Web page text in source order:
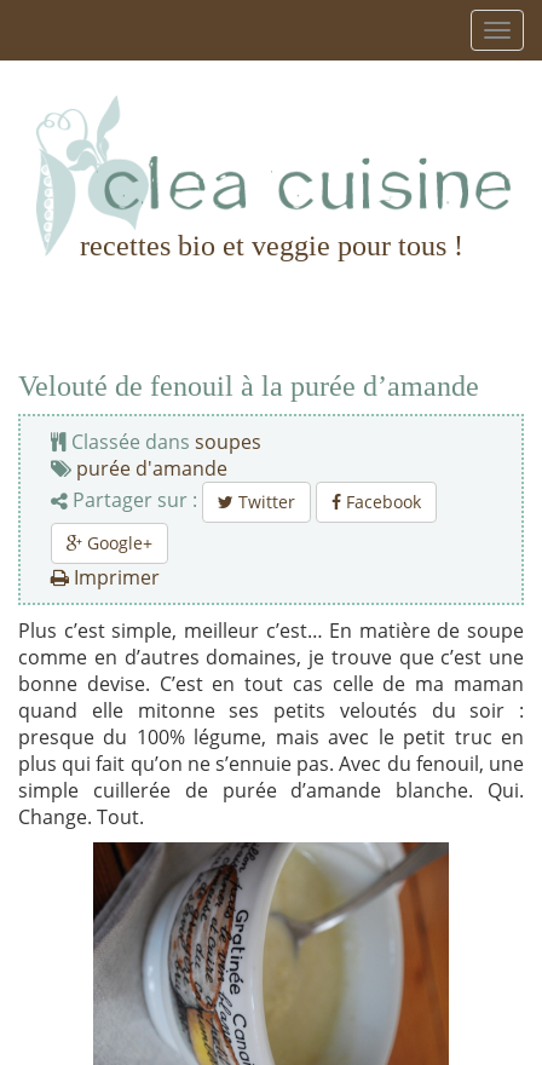
recettes bio et veggie pour tous !
Velouté de fenouil à la purée d’amande
Classée dans soupes
purée d'amande
Partager sur :
Twitter
Facebook
Google+
Imprimer
Plus c’est simple, meilleur c’est… En matière de soupe
comme en d’autres domaines, je trouve que c’est une
bonne devise. C’est en tout cas celle de ma maman
quand elle mitonne ses petits veloutés du soir :
presque du 100% légume, mais avec le petit truc en
plus qui fait qu’on ne s’ennuie pas. Avec du fenouil, une
simple cuillerée de purée d’amande blanche. Qui.
Change. Tout.